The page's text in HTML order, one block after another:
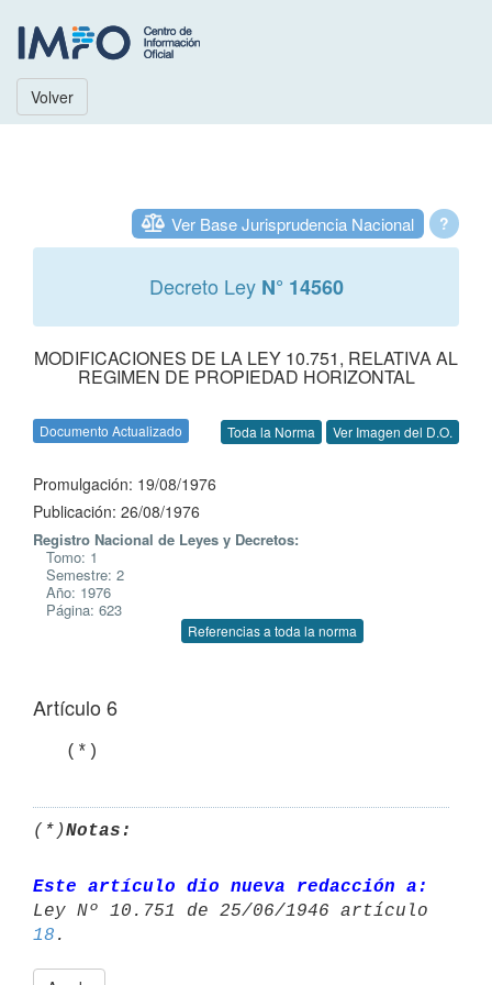
Volver
?
Ver Base Jurisprudencia Nacional
Decreto Ley N° 14560
MODIFICACIONES DE LA LEY 10.751, RELATIVA AL
REGIMEN DE PROPIEDAD HORIZONTAL
Documento Actualizado Toda la Norma Ver Imagen del D.O.
Promulgación: 19/08/1976
Publicación: 26/08/1976
Registro Nacional de Leyes y Decretos:
Tomo: 1
Semestre: 2
Año: 1976
Página: 623
Referencias a toda la norma
Artículo 6
   (*)
(*)Notas:
Este artículo dio nueva redacción a:
18